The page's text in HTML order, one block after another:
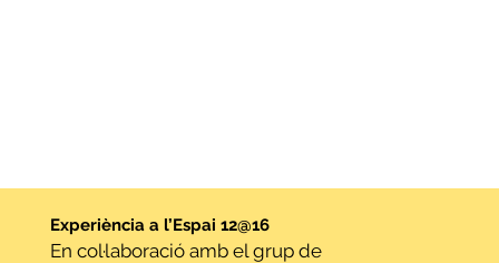
Experiència a l’Espai 12@16
En col·laboració amb el grup de